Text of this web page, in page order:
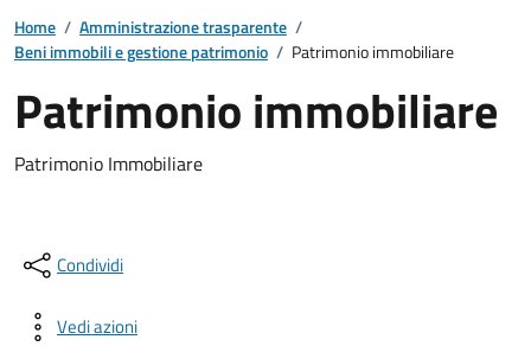
Home / Amministrazione trasparente /
Beni immobili e gestione patrimonio / Patrimonio immobiliare
Patrimonio immobiliare
Patrimonio Immobiliare
Condividi
Vedi azioni